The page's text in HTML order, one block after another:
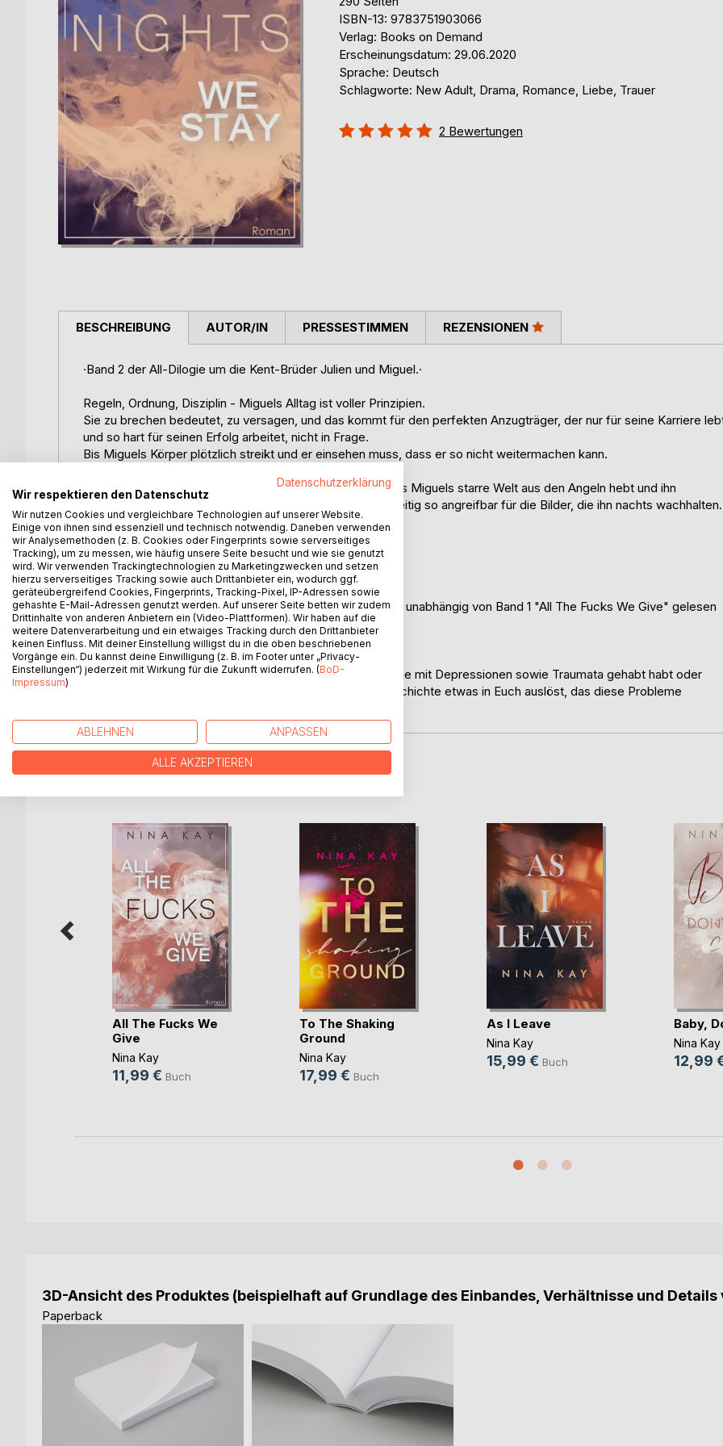
ISBN-13: 9783751903066
Verlag: Books on Demand
Erscheinungsdatum: 29.06.2020
Sprache: Deutsch
Schlagworte: New Adult, Drama, Romance, Liebe, Trauer
Bewertung::
2 Bewertungen
BESCHREIBUNG
·Band 2 der All-Dilogie um die Kent-Brüder Julien und Miguel.·
Regeln, Ordnung, Disziplin - Miguels Alltag ist voller Prinzipien.
Sie zu brechen bedeutet, zu versagen, und das kommt für den perfekten Anzugträger, der nur für seine Karriere
und so hart für seinen Erfolg arbeitet, nicht in Frage.
Bis Miguels Körper plötzlich streikt und er einsehen muss, dass er so nicht weitermachen kann.
Lee mit dem Schmetterlingstattoo und einem Lächeln, das Miguels starre Welt aus den Angeln hebt und ihn
schwach werden lässt. So herrlich schwach. Und gleichzeitig so angreifbar für die Bilder, die ihn nachts wachhalten.
Die niemand sehen soll.
Niemand, den Miguel schützen will.
Am wenigsten sich selbst.
_
Der Band bildet den Abschluss der Dilogie und sollte nicht unabhängig von Band 1 "All The Fucks We Give" gelesen
werden.
Inhaltswarnung:
Falls Ihr gegenwärtig oder in Eurer Vergangenheit Probleme mit Depressionen sowie Traumata gehabt habt oder
noch habt, seid vorbereitet. Es kann sein, dass diese Geschichte etwas in Euch auslöst, das diese Probleme
AUTOR/IN PRESSESTIMMEN REZENSIONEN
WEITERE TITEL BEIBoD
All The Fucks We
Give
Nina Kay
11,99 € Buch
To The Shaking
Ground
Nina Kay
17,99 € Buch
As I Leave
Nina Kay
15,99 € Buch
Baby,
Nina Kay
12,99
3D-Ansicht des Produktes (beispielhaft auf Grundlage des Einbandes, Verhältnisse und
Paperback
Datenschutzerklärung
Wir respektieren den Datenschutz
Wir nutzen Cookies und vergleichbare Technologien auf unserer Website.
Einige von ihnen sind essenziell und technisch notwendig. Daneben verwenden
wir Analysemethoden (z. B. Cookies oder Fingerprints sowie serverseitiges
Tracking), um zu messen, wie häufig unsere Seite besucht und wie sie genutzt
wird. Wir verwenden Trackingtechnologien zu Marketingzwecken und setzen
hierzu serverseitiges Tracking sowie auch Drittanbieter ein, wodurch ggf.
geräteübergreifend Cookies, Fingerprints, Tracking-Pixel, IP-Adressen sowie
gehashte E-Mail-Adressen genutzt werden. Auf unserer Seite betten wir zudem
Drittinhalte von anderen Anbietern ein (Video-Plattformen). Wir haben auf die
weitere Datenverarbeitung und ein etwaiges Tracking durch den Drittanbieter
keinen Einfluss. Mit deiner Einstellung willigst du in die oben beschriebenen
Vorgänge ein. Du kannst deine Einwilligung (z. B. im Footer unter „Privacy-
Einstellungen“) jederzeit mit Wirkung für die Zukunft widerrufen. (BoD-
Impressum)
ABLEHNEN ANPASSEN
ALLE AKZEPTIEREN